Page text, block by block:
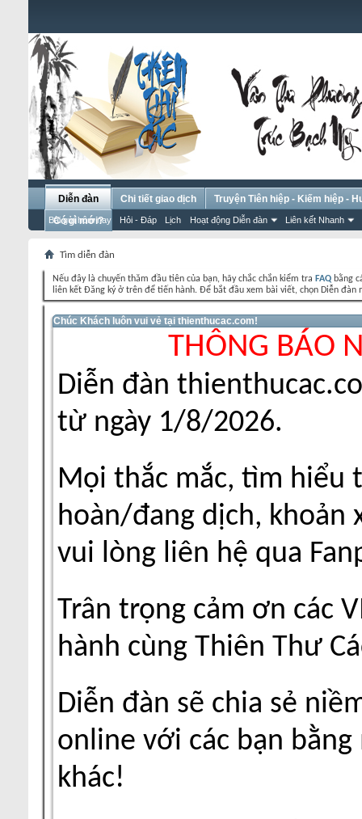
Diễn đàn
Bài gửi hôm nay Hỏi - Đáp Lịch Hoạt động Diễn đàn Liên kết Nhanh
Chi tiết giao dịch
Truyện Tiên hiệp - Kiếm hiệp -
Có gì mới?
Tìm diễn đàn
Nếu đây là chuyến thăm đầu tiên của bạn, hãy chắc chắn kiểm tra FAQ bằng
liên kết Đăng ký ở trên để tiến hành. Để bắt đầu xem bài viết, chọn Diễn
Chúc Khách luôn vui vẻ tại thienthucac.com!
THÔNG BÁO
Diễn đàn
từ ngày 1/8/2026.
Mọi thắc mắc, tìm hiểu
hoàn/đang dịch, khoản
vui lòng liên hệ qua
Trân trọng cảm ơn các
hành cùng Thiên Thư
Diễn đàn sẽ chia sẻ
online với các bạn
khác!